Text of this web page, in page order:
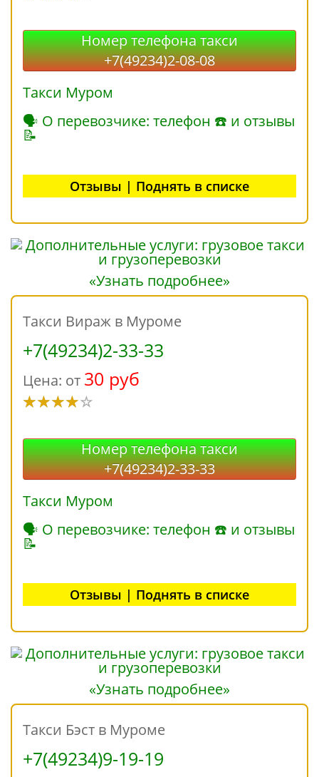
Номер телефона такси
+7(49234)2-08-08
Такси Муром
🗣 О перевозчике: телефон ☎ и отзывы
📝
Отзывы | Поднять в списке
«Узнать подробнее»
Такси Вираж в Муроме
+7(49234)2-33-33
Цена: от 30 руб
Номер телефона такси
+7(49234)2-33-33
Такси Муром
🗣 О перевозчике: телефон ☎ и отзывы
📝
Отзывы | Поднять в списке
«Узнать подробнее»
Такси Бэст в Муроме
+7(49234)9-19-19